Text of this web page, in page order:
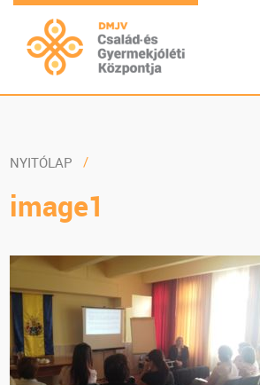
NYITÓLAP
image1